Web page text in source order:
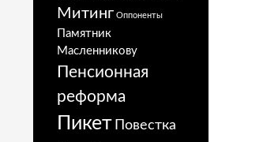
Митинг Оппоненты
Памятник
Масленникову
Пенсионная
реформа
Пикет Повестка